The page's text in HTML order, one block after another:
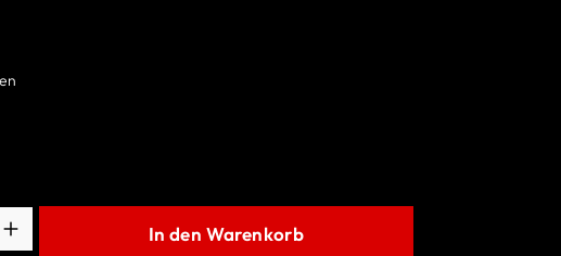
In den Warenkorb